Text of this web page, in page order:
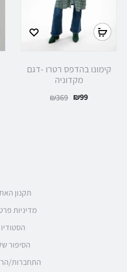
קימונו בהדפס רטרו -דגם
מקדוניה
₪369 ₪99
תקנון
מדיניות
הסטודיו
הסיפור
התחברות/